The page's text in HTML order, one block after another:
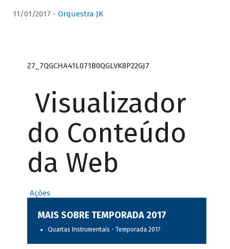
11/01/2017 - Orquestra JK
Z7_7QGCHA41L071B0QGLVK8P22GJ7
Visualizador
do Conteúdo
da Web
Ações
MAIS SOBRE TEMPORADA 2017
Quartas Instrumentais - Temporada 2017